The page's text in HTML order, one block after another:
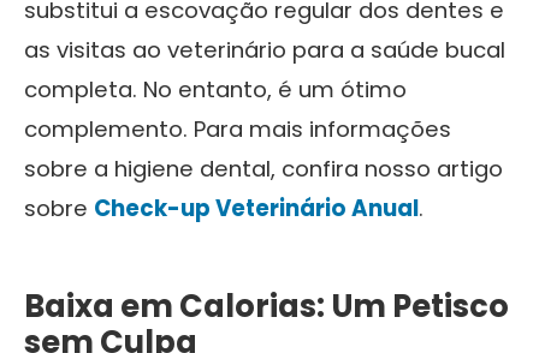
substitui a escovação regular dos dentes e
as visitas ao veterinário para a saúde bucal
completa. No entanto, é um ótimo
complemento. Para mais informações
sobre a higiene dental, confira nosso artigo
sobre Check-up Veterinário Anual.
Baixa em Calorias: Um Petisco
sem Culpa